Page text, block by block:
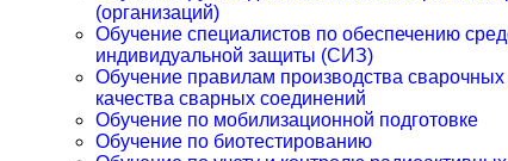
(организаций)
Обучение специалистов по обеспечению
индивидуальной защиты (СИЗ)
Обучение правилам производства сварочных
качества сварных соединений
Обучение по мобилизационной подготовке
Обучение по биотестированию